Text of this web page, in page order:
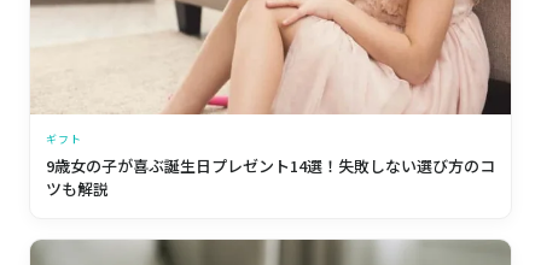
ギフト
9歳女の子が喜ぶ誕生日プレゼント14選！失敗しない選び方のコ
ツも解説